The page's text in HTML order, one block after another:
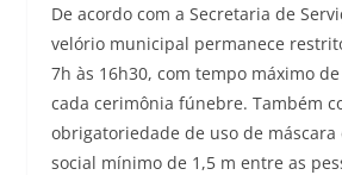
De acordo com a Secretaria de
velório municipal permanece
7h às 16h30, com tempo máximo
cada cerimônia fúnebre. Também
obrigatoriedade de uso de
social mínimo de 1,5 m entre as